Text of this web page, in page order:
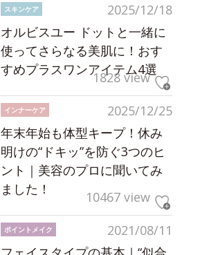
2025/12/18
スキンケア
オルビスユー ドットと一緒に
使ってさらなる美肌に！おす
すめプラスワンアイテム4選
1828 view
2025/12/25
インナーケア
年末年始も体型キープ！休み
明けの“ドキッ”を防ぐ3つのヒ
ント｜美容のプロに聞いてみ
ました！
10467 view
2021/08/11
ポイントメイク